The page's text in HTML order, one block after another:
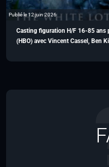
Publié le 12 juin 2026
Casting figuration H/F 16-85 ans
(HBO) avec Vincent Cassel, Ben